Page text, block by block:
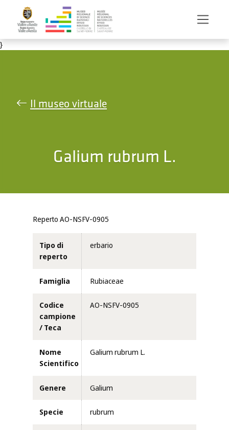
Salta al contenuto principale
}
Il museo virtuale
Galium rubrum L.
Reperto AO-NSFV-0905
Tipo di
reperto
erbario
Famiglia Rubiaceae
Codice
campione
/ Teca
AO-NSFV-0905
Nome
Scientifico
Galium rubrum L.
Genere Galium
Specie rubrum